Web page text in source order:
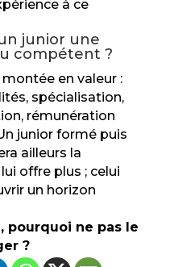
à ce
junior une
compétent ?
en valeur :
spécialisation,
rémunération
junior formé puis
ailleurs la
offre plus ; celui
un horizon
pourquoi ne pas le
?